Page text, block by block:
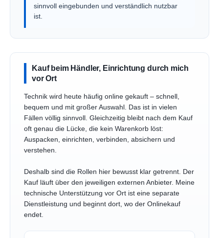
sinnvoll eingebunden und verständlich nutzbar
ist.
Kauf beim Händler, Einrichtung durch mich
vor Ort
Technik wird heute häufig online gekauft – schnell,
bequem und mit großer Auswahl. Das ist in vielen
Fällen völlig sinnvoll. Gleichzeitig bleibt nach dem Kauf
oft genau die Lücke, die kein Warenkorb löst:
Auspacken, einrichten, verbinden, absichern und
verstehen.
Deshalb sind die Rollen hier bewusst klar getrennt. Der
Kauf läuft über den jeweiligen externen Anbieter. Meine
technische Unterstützung vor Ort ist eine separate
Dienstleistung und beginnt dort, wo der Onlinekauf
endet.